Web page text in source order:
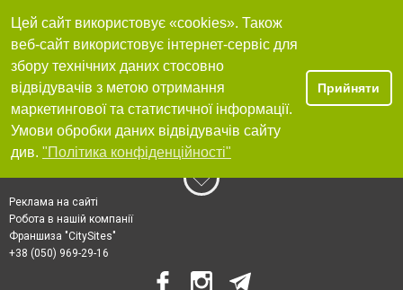
Цей сайт використовує «cookies». Також
веб-сайт використовує інтернет-сервіс для
збору технічних даних стосовно
відвідувачів з метою отримання
маркетингової та статистичної інформації.
Умови обробки даних відвідувачів сайту
див. "Політика конфіденційності"
Прийняти
Реклама на сайті
Робота в нашій компанії
Франшиза "CitySites"
+38 (050) 969-29-16